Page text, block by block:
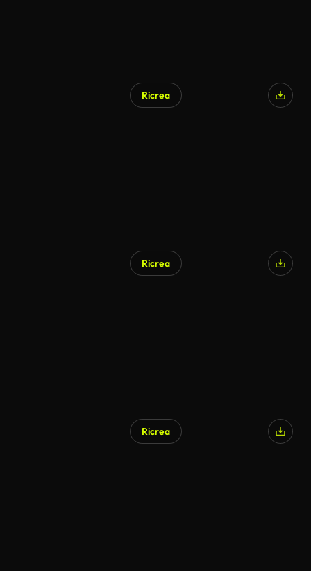
Ricrea
Ricrea
Ricrea